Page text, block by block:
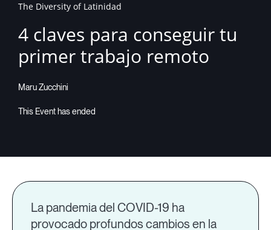
Events
Companies
Log in
The Diversity of Latinidad
4 claves para conseguir tu
primer trabajo remoto
Maru Zucchini
La pandemia del COVID-19 ha
provocado profundos cambios en la